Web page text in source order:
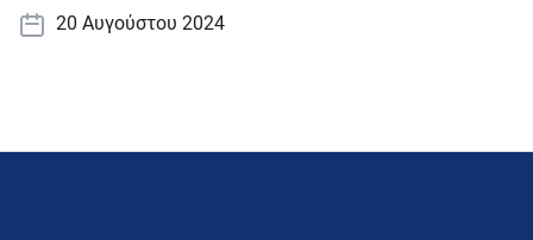
20 Αυγούστου 2024